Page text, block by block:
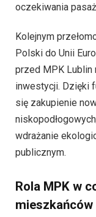
oczekiwania
Kolejnym
Polski do Unii
przed MPK Lublin
inwestycji. Dzięki
się zakupienie
wdrażanie
publicznym.
Rola MPK w
mieszkańców